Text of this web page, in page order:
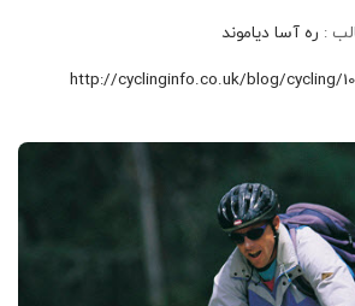
: ره آسا دیاموند
http://cyclinginfo.co.uk/blog/cycling/